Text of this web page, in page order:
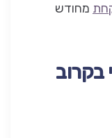
מחודש
בקרוב